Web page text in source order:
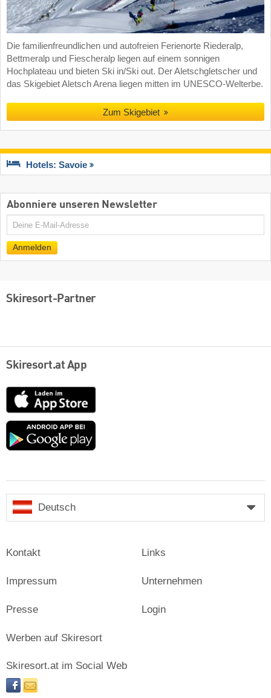
Die familienfreundlichen und autofreien Ferienorte Riederalp,
Bettmeralp und Fiescheralp liegen auf einem sonnigen
Hochplateau und bieten Ski in/Ski out. Der Aletschgletscher und
das Skigebiet Aletsch Arena liegen mitten im UNESCO-Welterbe.
Zum Skigebiet
Hotels: Savoie
Abonniere unseren Newsletter
E-
Anmelden
Skiresort-Partner
Skiresort.at App
App
Store
Google
Deutsch
Kontakt
Impressum
Presse
Links
Unternehmen
Login
Werben auf Skiresort
Skiresort.at im Social Web
facebooknewsletter